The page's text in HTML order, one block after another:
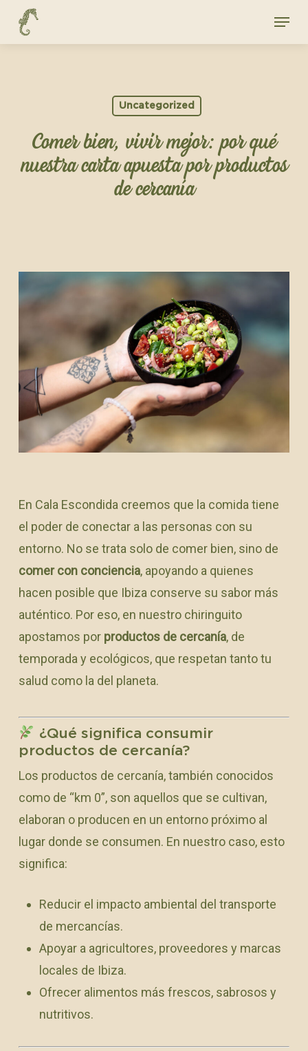
Menu
Uncategorized
Comer bien, vivir mejor: por qué
nuestra carta apuesta por productos
de cercanía
En Cala Escondida creemos que la comida tiene
el poder de conectar a las personas con su
entorno. No se trata solo de comer bien, sino de
comer con conciencia, apoyando a quienes
hacen posible que Ibiza conserve su sabor más
auténtico. Por eso, en nuestro chiringuito
apostamos por productos de cercanía, de
temporada y ecológicos, que respetan tanto tu
salud como la del planeta.
¿Qué significa consumir
productos de cercanía?
Los productos de cercanía, también conocidos
como de “km 0”, son aquellos que se cultivan,
elaboran o producen en un entorno próximo al
lugar donde se consumen. En nuestro caso, esto
significa:
Reducir el impacto ambiental del transporte
de mercancías.
Apoyar a agricultores, proveedores y marcas
locales de Ibiza.
Ofrecer alimentos más frescos, sabrosos y
nutritivos.